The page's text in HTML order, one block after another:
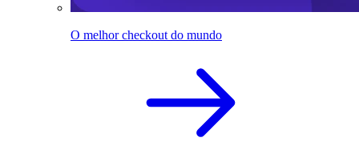
O melhor checkout do mundo